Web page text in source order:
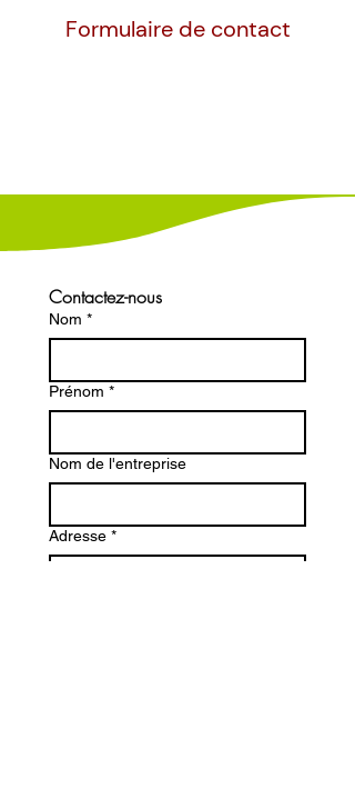
Formulaire de contact
Contactez-nous
Nom *
Prénom *
Nom de l'entreprise
Adresse *